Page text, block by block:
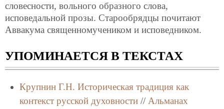
словесности, вольного образного слова,
исповедальной прозы. Старообрядцы почитают
Аввакума священномучеником и исповедником.
УПОМИНАЕТСЯ В ТЕКСТАХ
Крупнин Г.Н. Историческая традиция как
контекст русской духовности// Альманах